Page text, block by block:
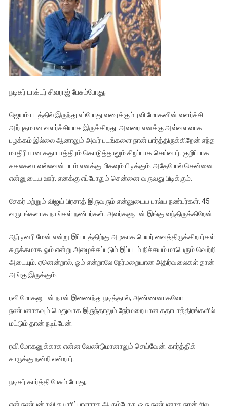
நடிகர் டாக்டர் சிவராஜ் பேசும்போது,
ஜெயம் படத்தில் இருந்து எப்போது வரைக்கும் ரவி மோகனின் வளர்ச்சி
அற்புதமான வளர்ச்சியாக இருக்கிறது. அவரை எனக்கு அவ்வளவாக
பழக்கம் இல்லை ஆனாலும் அவர் படங்களை நான் பார்த்திருக்கிறேன் எந்த
மாதிரியான கதாபாத்திரம் கொடுத்தாலும் சிறப்பாக செய்வார். குறிப்பாக
சகலகலா வல்லவன் படம் எனக்கு மிகவும் பிடிக்கும். அதேபோல் சென்னை
என்னுடைய ஊர். எனக்கு எப்போதும் சென்னை வருவது பிடிக்கும்.
சேகர் மற்றும் விஜய் பிரசாத் இருவரும் என்னுடைய பால்ய நண்பர்கள். 45
வருடங்களாக நாங்கள் நண்பர்கள். அவர்களுடன் இங்கு வந்திருக்கிறேன்.
ஆர்டினரி மேன் என்று இப்படத்திற்கு அழகாக பெயர் வைத்திருக்கிறார்கள்.
சுருக்கமாக ஓம் என்று அழைக்கப்படும் இப்படம் நிச்சயம் மாபெரும் வெற்றி
அடையும். ஏனென்றால், ஓம் என்றாலே நேர்மறையான அதிர்வலைகள் தான்
அங்கு இருக்கும்.
ரவி மோகனுடன் நான் இணைந்து நடித்தால், அண்ணனாகவோ
நண்பனாகவும் மெதுவாக இருந்தாலும் நேர்மறையான கதாபாத்திரங்களில்
மட்டும் தான் நடிப்பேன்.
ரவி மோகனுக்காக என்ன வேண்டுமானாலும் செய்வேன். கார்த்திக்
சாருக்கு நன்றி என்றார்.
நடிகர் கார்த்தி பேசும் போது,